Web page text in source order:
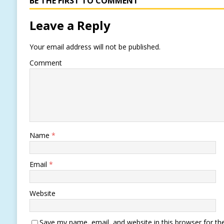
Leave a Reply
Your email address will not be published.
Comment
Name *
Email *
Website